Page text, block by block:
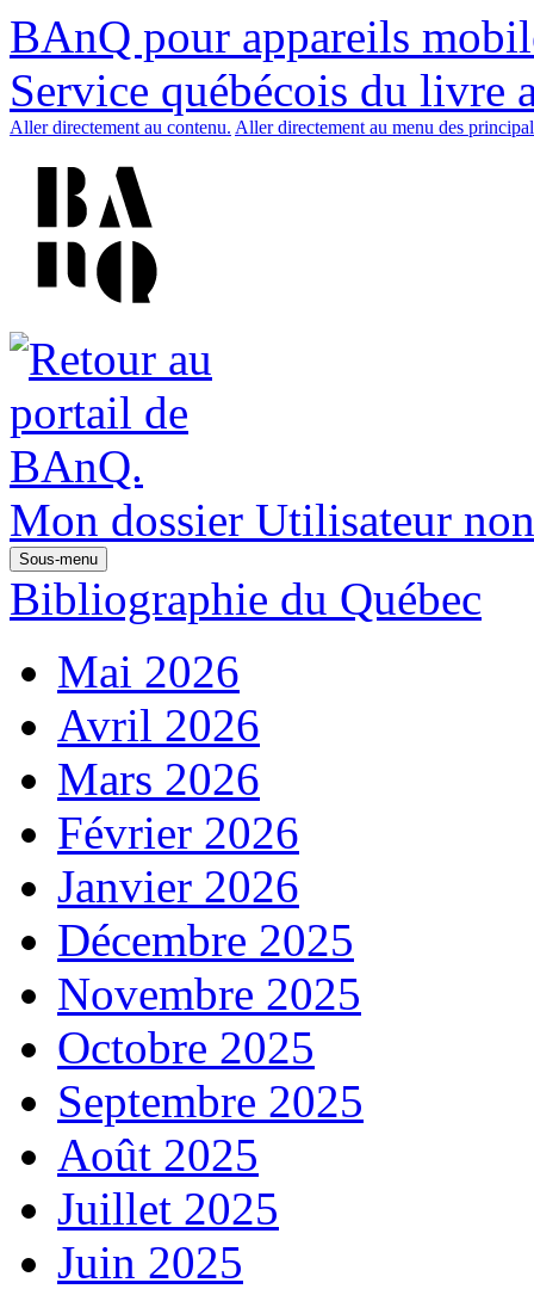
BAnQ pour appareils
Service québécois du livre
Aller directement au contenu. Aller directement au menu des
Mon dossier Utilisateur
Sous-menu
Bibliographie du Québec
Mai 2026
Avril 2026
Mars 2026
Février 2026
Janvier 2026
Décembre 2025
Novembre 2025
Octobre 2025
Septembre 2025
Août 2025
Juillet 2025
Juin 2025